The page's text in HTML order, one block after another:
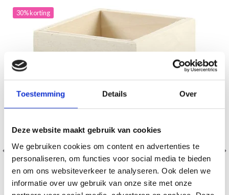
Toestemming Details Over
Deze website maakt gebruik van cookies
We gebruiken cookies om content en advertenties te
personaliseren, om functies voor social media te bieden
en om ons websiteverkeer te analyseren. Ook delen we
informatie over uw gebruik van onze site met onze
30% korting